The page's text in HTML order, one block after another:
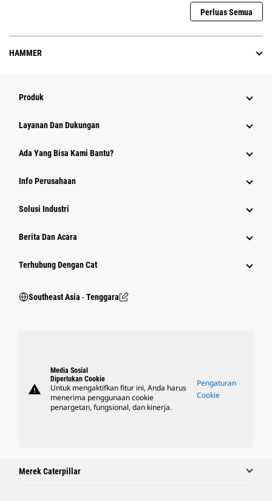
Perluas Semua
HAMMER
Produk
Layanan Dan Dukungan
Ada Yang Bisa Kami Bantu?
Info Perusahaan
Solusi Industri
Berita Dan Acara
Terhubung Dengan Cat
Southeast Asia ‧ Tenggara
warning
Media Sosial
Diperlukan Cookie
Untuk mengaktifkan fitur ini, Anda harus
menerima penggunaan cookie
penargetan, fungsional, dan kinerja.
Pengaturan
Cookie
Merek Caterpillar